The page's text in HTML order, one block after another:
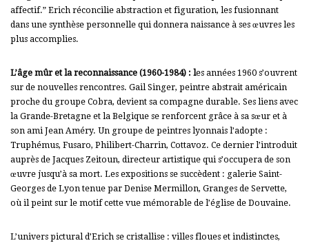
affectif.” Erich réconcilie abstraction et figuration, les fusionnant
dans une synthèse personnelle qui donnera naissance à ses œuvres les
plus accomplies.
L’âge mûr et la reconnaissance (1960-1984) : les années 1960 s’ouvrent
sur de nouvelles rencontres. Gail Singer, peintre abstrait américain
proche du groupe Cobra, devient sa compagne durable. Ses liens avec
la Grande-Bretagne et la Belgique se renforcent grâce à sa sœur et à
son ami Jean Améry. Un groupe de peintres lyonnais l’adopte :
Truphémus, Fusaro, Philibert-Charrin, Cottavoz. Ce dernier l’introduit
auprès de Jacques Zeitoun, directeur artistique qui s’occupera de son
œuvre jusqu’à sa mort. Les expositions se succèdent : galerie Saint-
Georges de Lyon tenue par Denise Mermillon, Granges de Servette,
où il peint sur le motif cette vue mémorable de l’église de Douvaine.
L’univers pictural d’Erich se cristallise : villes floues et indistinctes,